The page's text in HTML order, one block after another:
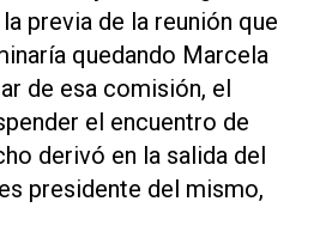
previa de la reunión que
quedando Marcela
de esa comisión, el
el encuentro de
derivó en la salida del
presidente del mismo,